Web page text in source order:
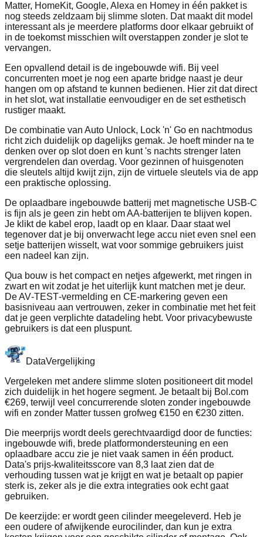
Matter, HomeKit, Google, Alexa en Homey in één pakket is
nog steeds zeldzaam bij slimme sloten. Dat maakt dit model
interessant als je meerdere platforms door elkaar gebruikt of
in de toekomst misschien wilt overstappen zonder je slot te
vervangen.
Een opvallend detail is de ingebouwde wifi. Bij veel
concurrenten moet je nog een aparte bridge naast je deur
hangen om op afstand te kunnen bedienen. Hier zit dat direct
in het slot, wat installatie eenvoudiger en de set esthetisch
rustiger maakt.
De combinatie van Auto Unlock, Lock 'n' Go en nachtmodus
richt zich duidelijk op dagelijks gemak. Je hoeft minder na te
denken over op slot doen en kunt 's nachts strenger laten
vergrendelen dan overdag. Voor gezinnen of huisgenoten
die sleutels altijd kwijt zijn, zijn de virtuele sleutels via de app
een praktische oplossing.
De oplaadbare ingebouwde batterij met magnetische USB‑C
is fijn als je geen zin hebt om AA‑batterijen te blijven kopen.
Je klikt de kabel erop, laadt op en klaar. Daar staat wel
tegenover dat je bij onverwacht lege accu niet even snel een
setje batterijen wisselt, wat voor sommige gebruikers juist
een nadeel kan zijn.
Qua bouw is het compact en netjes afgewerkt, met ringen in
zwart en wit zodat je het uiterlijk kunt matchen met je deur.
De AV‑TEST‑vermelding en CE‑markering geven een
basisniveau aan vertrouwen, zeker in combinatie met het feit
dat je geen verplichte datadeling hebt. Voor privacybewuste
gebruikers is dat een pluspunt.
DataVergelijking
Vergeleken met andere slimme sloten positioneert dit model
zich duidelijk in het hogere segment. Je betaalt bij Bol.com
€269, terwijl veel concurrerende sloten zonder ingebouwde
wifi en zonder Matter tussen grofweg €150 en €230 zitten.
Die meerprijs wordt deels gerechtvaardigd door de functies:
ingebouwde wifi, brede platformondersteuning en een
oplaadbare accu zie je niet vaak samen in één product.
Data's prijs‑kwaliteitsscore van 8,3 laat zien dat de
verhouding tussen wat je krijgt en wat je betaalt op papier
sterk is, zeker als je die extra integraties ook echt gaat
gebruiken.
De keerzijde: er wordt geen cilinder meegeleverd. Heb je
een oudere of afwijkende eurocilinder, dan kun je extra